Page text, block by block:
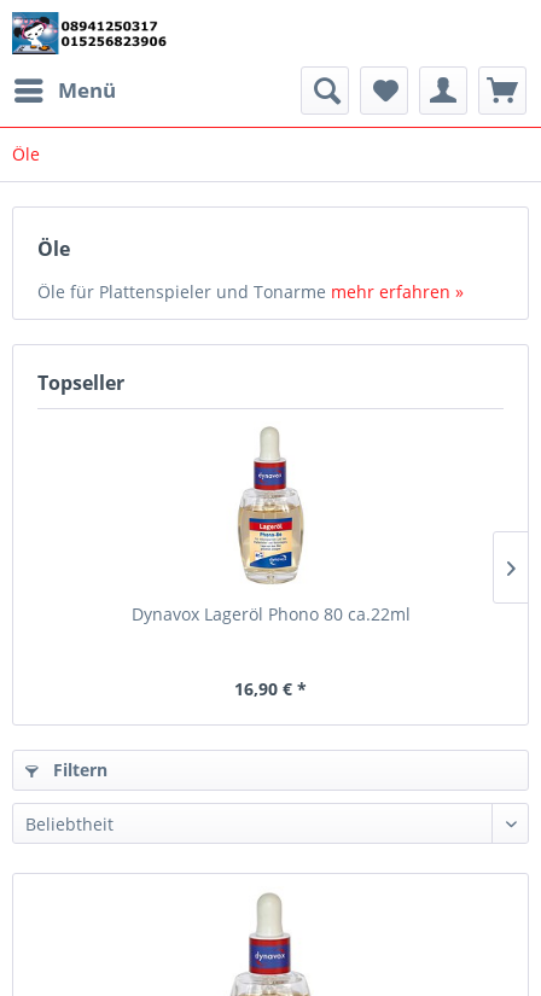
Menü
Öle
Öle
Öle für Plattenspieler und Tonarme mehr erfahren »
Topseller
Dynavox Lageröl Phono 80 ca.22ml
16,90 € *
Filtern